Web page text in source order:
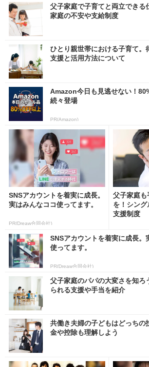
父子家庭で子育てと両立できる
家庭の不安や支給制度
ひとり親世帯における子育て。
支援と活用方法について
Amazon今日も見逃せない！
続々登場
PR(Amazon)
SNSアカウントを着実に成長。
実はみんなココ使ってます。
PR(Dreaw合同会社)
父子家庭も
を！シン
支援制度
SNSアカウントを着実に成長。
使ってます。
PR(Dreaw合同会社)
父子家庭のパパの大変さを知ろ
られる支援や手当を紹介
共働き夫婦の子どもはどっちの
金や控除も理解しよう